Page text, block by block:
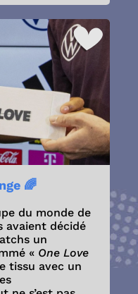
🌈
du monde de
avaient décidé
un
« One Love
tissu avec un